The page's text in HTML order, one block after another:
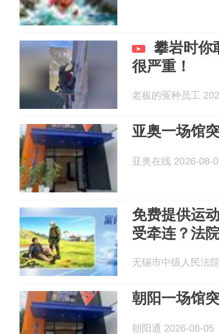
攀岩时你
很严重！
老板的冤种员工
亚奥一场馆
亚奥在线 2026-08-
免费提供运
受牵连？法
无锡市中级人民法
朝阳一场馆
朝阳通 2026-08-05